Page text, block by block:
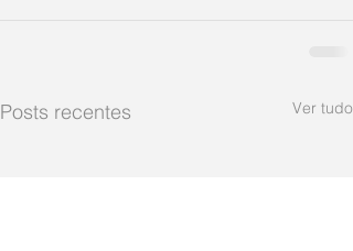
Posts recentes Ver tudo